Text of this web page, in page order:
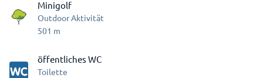
Minigolf
Outdoor Aktivität
501 m
öffentliches WC
Toilette